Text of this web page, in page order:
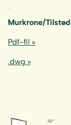
Murkrone/
Pdf-fil »
.dwg »